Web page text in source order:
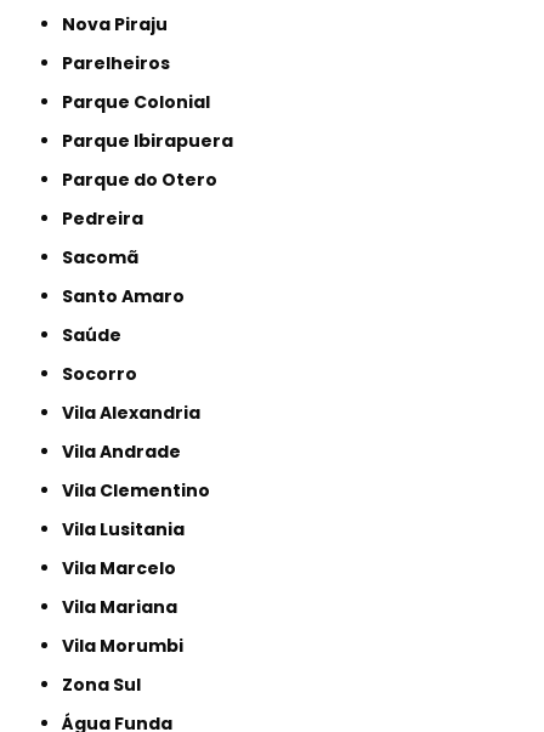
Nova Piraju
Parelheiros
Parque Colonial
Parque Ibirapuera
Parque do Otero
Pedreira
Sacomã
Santo Amaro
Saúde
Socorro
Vila Alexandria
Vila Andrade
Vila Clementino
Vila Lusitania
Vila Marcelo
Vila Mariana
Vila Morumbi
Zona Sul
Água Funda